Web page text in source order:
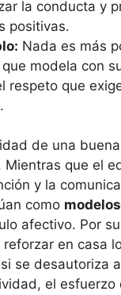
la conducta y
positivas.
Nada es más
modela con
respeto que
de una
Mientras que el
y la
como
afectivo. Por
en casa
se desautoriza
el esfuerzo